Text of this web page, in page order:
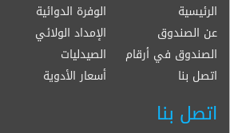
الرئيسية الوفرة الدوائية
عن الصندوق
الإمداد الولائي
الصندوق في أرقام
الصيدليات
اتصل بنا
أسعار الأدوية
اتصل بنا